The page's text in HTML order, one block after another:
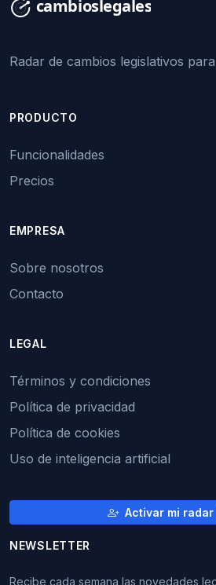
Radar de cambios legislativos
PRODUCTO
Funcionalidades
Precios
EMPRESA
Sobre nosotros
Contacto
LEGAL
Términos y condiciones
Política de privacidad
Política de cookies
Uso de inteligencia artificial
Activar mi radar
NEWSLETTER
Recibe cada semana las novedades